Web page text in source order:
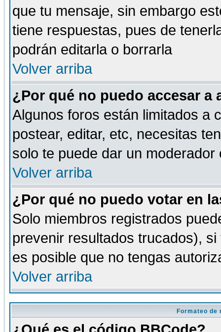
que tu mensaje, sin embargo
tiene respuestas, pues de
podrán editarla o borrarla
Volver arriba
¿Por qué no puedo accesar a
Algunos foros están limitados a
postear, editar, etc, necesitas
solo te puede dar un
Volver arriba
¿Por qué no puedo votar en
Solo miembros registrados
prevenir resultados trucados),
es posible que no tengas
Volver arriba
Formateo de